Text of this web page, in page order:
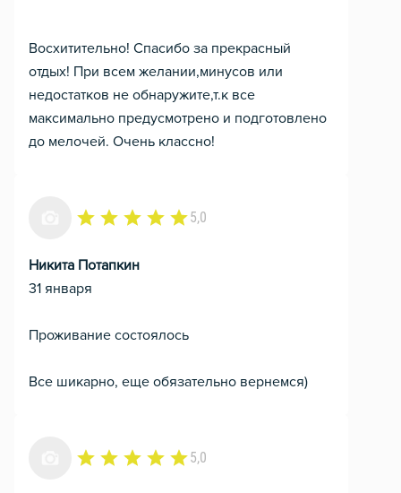
Восхитительно! Спасибо за прекрасный
отдых! При всем желании,минусов или
недостатков не обнаружите,т.к все
максимально предусмотрено и подготовлено
до мелочей. Очень классно!
5,0
Никита Потапкин
31 января
Проживание состоялось
Все шикарно, еще обязательно вернемся)
5,0